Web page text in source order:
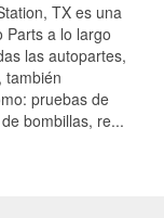
, TX es una
Parts a lo largo
las autopartes,
también
pruebas de
bombillas, re...